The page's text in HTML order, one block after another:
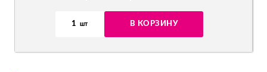
1 шт В КОРЗИНУ